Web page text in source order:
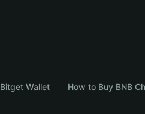
الأسئلة الشائعة حول تبادل العملات المشفرة باستخدام محفظة Bitget Wallet How to Buy BNB